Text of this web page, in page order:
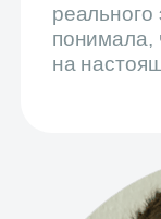
Платите